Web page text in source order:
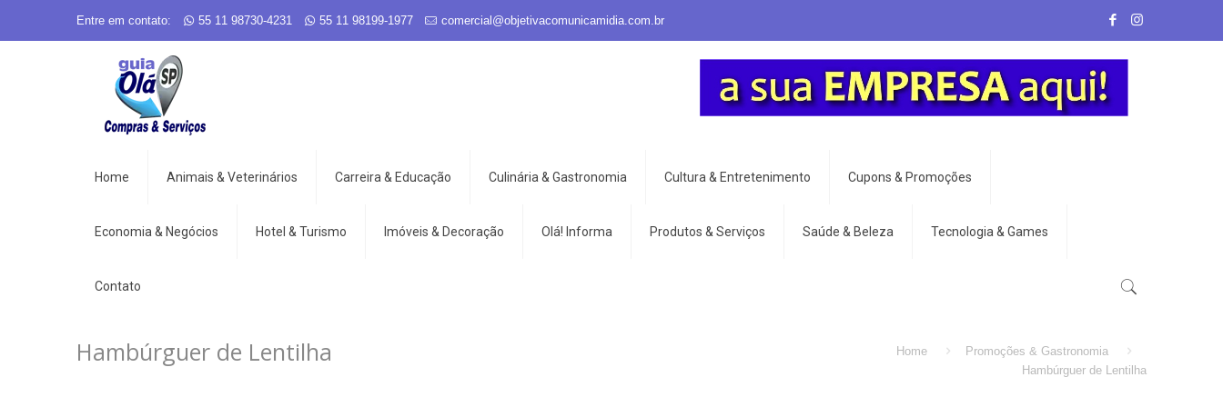
Entre em contato: 55 11 98730-4231 55 11 98199-1977 comercial@objetivacomunicamidia.com.br
Home Animais & Veterinários Carreira & Educação Culinária & Gastronomia Cultura & Entretenimento Cupons & Promoções
Economia & Negócios Hotel & Turismo Imóveis & Decoração Olá! Informa Produtos & Serviços Saúde & Beleza Tecnologia & Games
Contato
Hambúrguer de Lentilha Home
Promoções & Gastronomia
Hambúrguer de Lentilha